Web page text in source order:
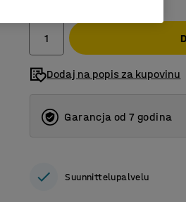
Dodaj na popis za kupovinu
Garancja od 7 godina
Suunnittelupalvelu